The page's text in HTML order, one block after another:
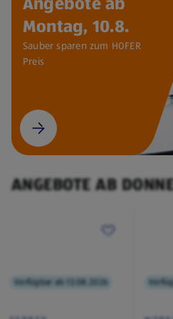
Montag, 10.8.
Sauber sparen zum HOFER
Preis
ANGEBOTE AB
Verfügbar ab 13.08.2026